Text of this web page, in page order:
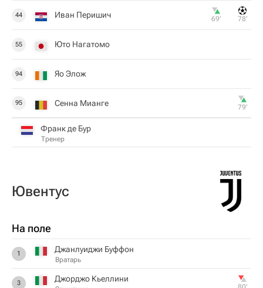
44 Иван Перишич 69‎’‎ 78‎’‎
55 Юто Нагатомо
94 Яо Элож
95 Сенна Мианге 79‎’‎
Франк де Бур
Тренер
Ювентус
На поле
1 Джанлуиджи Буффон
Вратарь
3 Джорджо Кьеллини